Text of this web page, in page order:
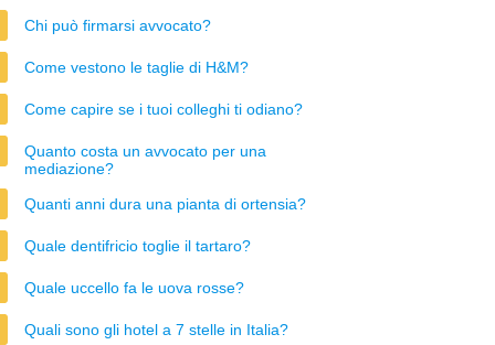
Chi può firmarsi avvocato?
Come vestono le taglie di H&M?
Come capire se i tuoi colleghi ti odiano?
Quanto costa un avvocato per una
mediazione?
Quanti anni dura una pianta di ortensia?
Quale dentifricio toglie il tartaro?
Quale uccello fa le uova rosse?
Quali sono gli hotel a 7 stelle in Italia?